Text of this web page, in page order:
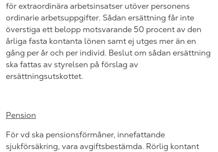
för extraordinära arbetsinsatser utöver personens
ordinarie arbetsuppgifter. Sådan ersättning får inte
överstiga ett belopp motsvarande 50 procent av den
årliga fasta kontanta lönen samt ej utges mer än en
gång per år och per individ. Beslut om sådan ersättning
ska fattas av styrelsen på förslag av
ersättningsutskottet.
Pension
För vd ska pensionsförmåner, innefattande
sjukförsäkring, vara avgiftsbestämda. Rörlig kontant